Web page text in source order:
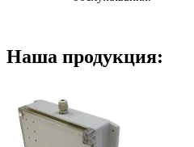
Наша продукция: